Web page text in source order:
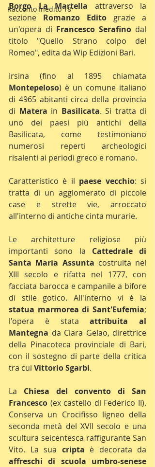
Racconto Inedito 18
Borgo La Martella attraverso la
sezione Romanzo Edito grazie a
un'opera di Francesco Serafino dal
titolo "Quello Strano colpo del
Romeo", edita da Wip Edizioni Bari.
Montepeloso) è un comune italiano
di 4965 abitanti circa della provincia
di Matera in Basilicata. Si tratta di
uno dei paesi più antichi della
Basilicata, come testimoniano
numerosi reperti archeologici
risalenti ai periodi greco e romano.
Caratteristico è il paese vecchio: si
tratta di un agglomerato di piccole
case e strette vie, arroccato
all'interno di antiche cinta murarie.
Le architetture religiose più
importanti sono la Cattedrale di
Santa Maria Assunta costruita nel
XIII secolo e rifatta nel 1777, con
facciata barocca e campanile a bifore
statua marmorea di Sant'Eufemia;
l'opera è stata attribuita al
Mantegna da Clara Gelao, direttrice
della Pinacoteca provinciale di Bari,
con il sostegno di parte della critica
tra cui Vittorio Sgarbi.
La Chiesa del convento di San
Francesco (ex castello di Federico II).
Conserva un Crocifisso ligneo della
seconda metà del XVII secolo e una
scultura seicentesca raffigurante San
Vito. La sua cripta
affreschi di scuola umbro-senese